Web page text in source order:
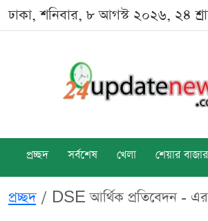
ঢাকা, শনিবার, ৮ আগস্ট ২০২৬, ২৪
প্রচ্ছদ সর্বশেষ খেলা শেয়ার বাজার
প্রচ্ছদ DSE আর্থিক প্রতিবেদন -